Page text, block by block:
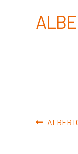
Anterior: